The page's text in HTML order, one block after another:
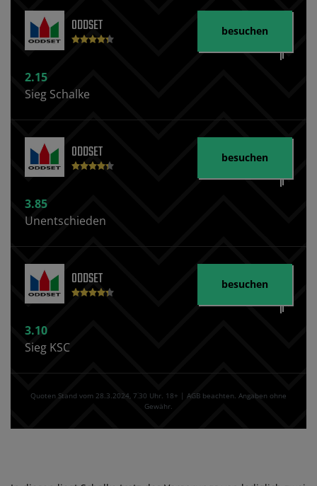
ODDSET
2.15
Sieg Schalke
besuchen
ODDSET
3.85
Unentschieden
besuchen
ODDSET
3.10
Sieg KSC
besuchen
Quoten Stand vom 28.3.2024‚ 7⁚30 Uhr. 18+ | AGB beachten. Angaben ohne
Gewähr.